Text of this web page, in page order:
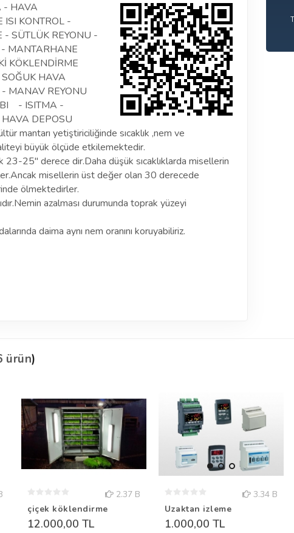
- HAVA
ISI KONTROL -
- SÜTLÜK REYONU -
MANTARHANE
KÖKLENDİRME
HAVA
MANAV REYONU
- ISITMA -
DEPOSU
mantarı yetiştiriciliğinde sıcaklık ,nem ve
büyük ölçüde etkilemektedir.
23-25'' derece dir.Daha düşük sıcaklıklarda misellerin
misellerin üst değer olan 30 derecede
ölmektedirler.
azalması durumunda toprak yüzeyi
daima aynı nem oranını koruyabiliriz.
ürün)
2.37 B
çiçek köklendirme
12.000,00 TL
3.34 B
Uzaktan izleme
1.000,00 TL